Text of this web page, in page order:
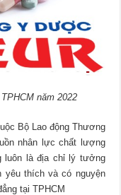
năm 2022
Bộ Lao động Thương
nhân lực chất lượng
luôn là địa chỉ lý tưởng
yêu thích và có nguyện
tại TPHCM